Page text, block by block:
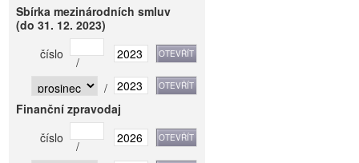
Sbírka mezinárodních smluv
(do 31. 12. 2023)
číslo
/
/
Finanční zpravodaj
číslo
/